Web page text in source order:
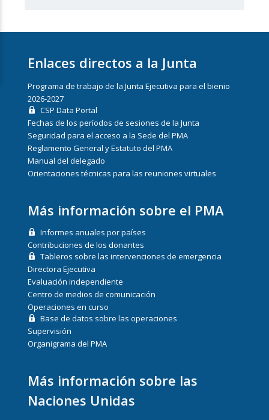
Enlaces directos a la Junta
Programa de trabajo de la Junta Ejecutiva para el bienio
2026-2027
CSP Data Portal
Fechas de los períodos de sesiones de la Junta
Seguridad para el acceso a la Sede del PMA
Reglamento General y Estatuto del PMA
Manual del delegado
Orientaciones técnicas para las reuniones virtuales
Más información sobre el PMA
Informes anuales por países
Contribuciones de los donantes
Tableros sobre las intervenciones de emergencia
Directora Ejecutiva
Evaluación independiente
Centro de medios de comunicación
Operaciones en curso
Base de datos sobre las operaciones
Supervisión
Organigrama del PMA
Más información sobre las
Naciones Unidas